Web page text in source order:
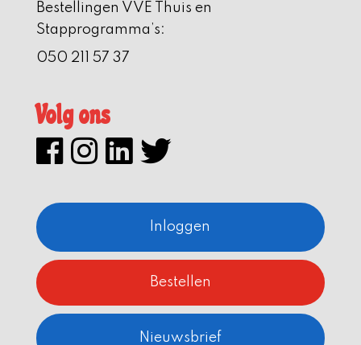
Bestellingen VVE Thuis en
Stapprogramma’s:
050 211 57 37
Volg ons
Inloggen
Bestellen
Nieuwsbrief